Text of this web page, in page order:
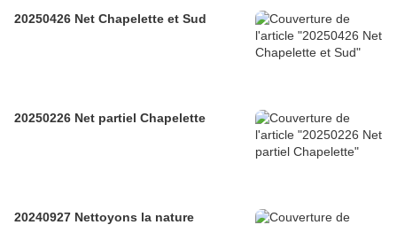
20250426 Net Chapelette et Sud
20250226 Net partiel Chapelette
20240927 Nettoyons la nature